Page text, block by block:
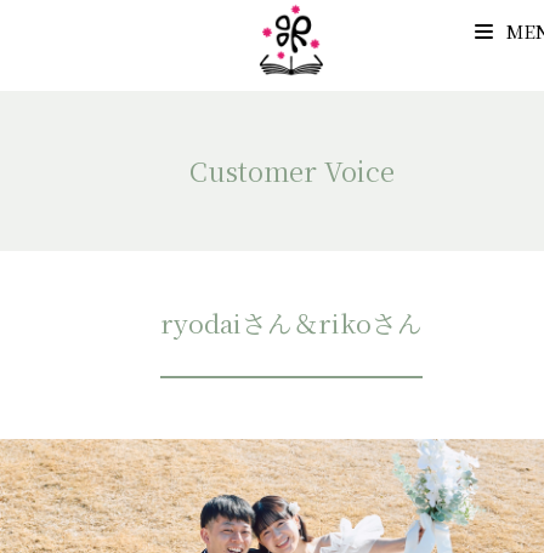
Customer Voice
ryodaiさん＆rikoさん